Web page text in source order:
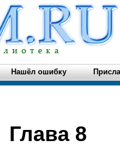
Нашёл ошибку
Глава 8